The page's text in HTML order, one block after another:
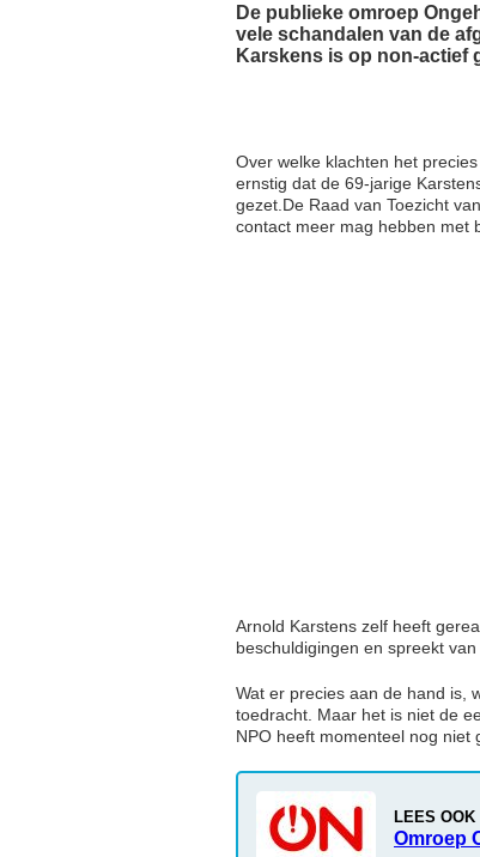
De publieke omroep
vele schandalen van de
Karskens is op non-actief
Over welke klachten het
ernstig dat de 69-jarige
gezet.De Raad van Toezicht
contact meer mag hebben met
Arnold Karstens zelf heeft
beschuldigingen en spreekt van
Wat er precies aan de hand is,
toedracht. Maar het is niet de
NPO heeft momenteel nog niet
LEES OOK
Omroep